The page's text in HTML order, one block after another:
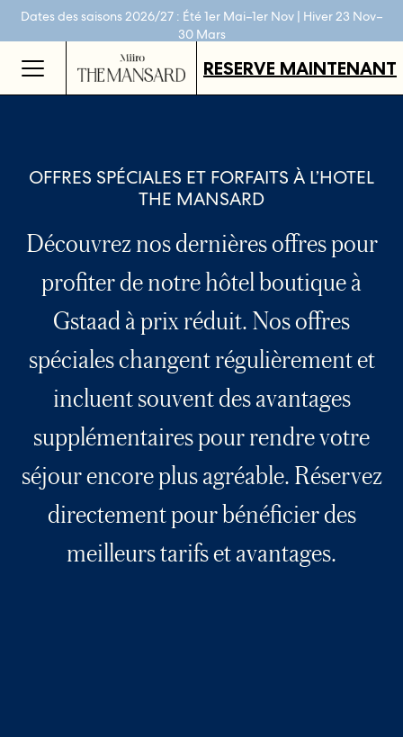
Dates des saisons 2026/27 : Été 1er Mai–1er Nov | Hiver 23 Nov–
30 Mars
Réservez en direct + profitez d’un crédit boissons de 30 CHF par
En savoir plus
Séjournez plus longtemps : -20 % dès 3 nuits. Reserve maintenant
Cartes cadeaux disponibles dans tous nos établissements.
DÉCOUVRIR
RESERVE MAINTENANT
OFFRES SPÉCIALES ET FORFAITS À L’HOTEL
THE MANSARD
Découvrez nos dernières offres pour
profiter de notre hôtel boutique à
Gstaad à prix réduit. Nos offres
spéciales changent régulièrement et
incluent souvent des avantages
supplémentaires pour rendre votre
séjour encore plus agréable. Réservez
directement pour bénéficier des
meilleurs tarifs et avantages.